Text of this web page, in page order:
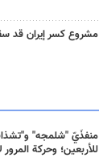
مشروع كسر إيران قد
منفذَيّ "شلمجه"
للأربعين؛ وحركة المرور